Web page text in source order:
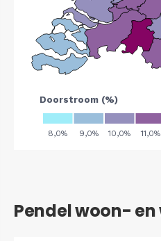
Pendel woon-